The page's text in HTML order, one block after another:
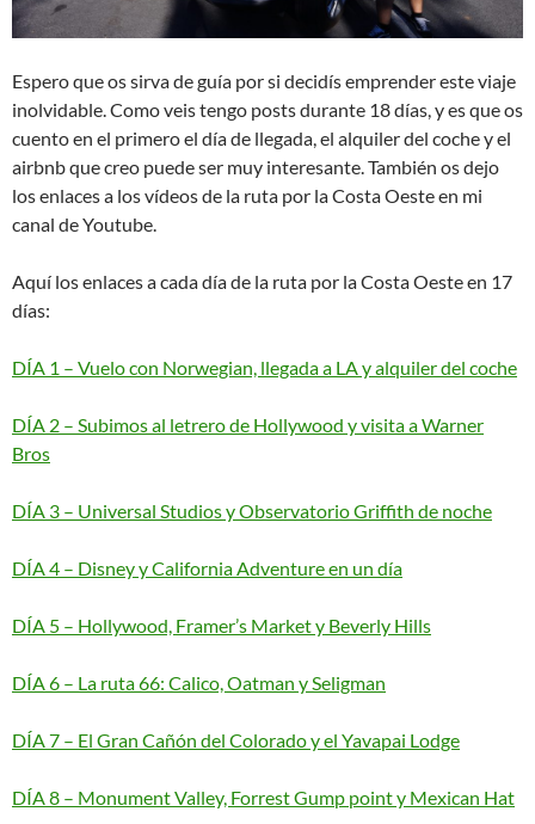
Espero que os sirva de guía por si decidís emprender este viaje
inolvidable. Como veis tengo posts durante 18 días, y es que os
cuento en el primero el día de llegada, el alquiler del coche y el
airbnb que creo puede ser muy interesante. También os dejo
los enlaces a los vídeos de la ruta por la Costa Oeste en mi
canal de Youtube.
Aquí los enlaces a cada día de la ruta por la Costa Oeste en 17
días:
DÍA 1 – Vuelo con Norwegian, llegada a LA y alquiler del coche
DÍA 2 – Subimos al letrero de Hollywood y visita a Warner
Bros
DÍA 3 – Universal Studios y Observatorio Griffith de noche
DÍA 4 – Disney y California Adventure en un día
DÍA 5 – Hollywood, Framer’s Market y Beverly Hills
DÍA 6 – La ruta 66: Calico, Oatman y Seligman
DÍA 7 – El Gran Cañón del Colorado y el Yavapai Lodge
DÍA 8 – Monument Valley, Forrest Gump point y Mexican Hat